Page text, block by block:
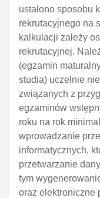
ustalono sposobu
rekrutacyjnego na
kalkulacji zależy
rekrutacyjnej.
(egzamin
studia) uczelnie
związanych z
egzaminów
roku na rok
wprowadzanie
informatycznych,
przetwarzanie
tym
oraz elektroniczne